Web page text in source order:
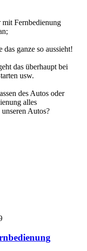
mit Fernbedienung
ganze so aussieht!
das überhaupt bei
usw.
des Autos oder
alles
Autos?